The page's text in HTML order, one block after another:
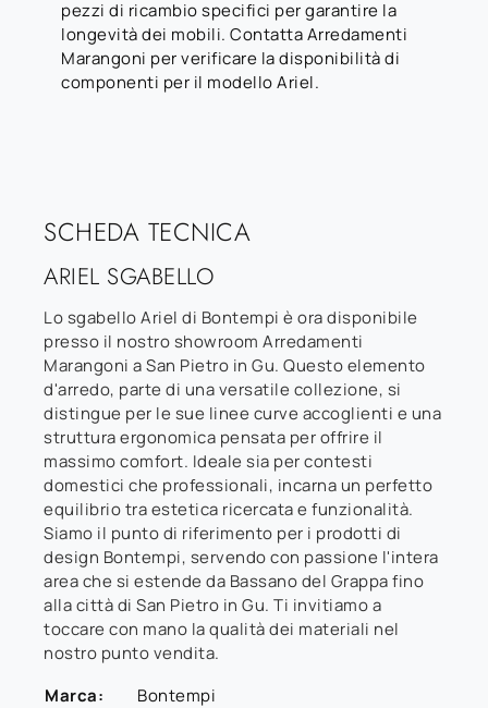
pezzi di ricambio specifici per garantire la
longevità dei mobili. Contatta Arredamenti
Marangoni per verificare la disponibilità di
componenti per il modello Ariel.
SCHEDA TECNICA
ARIEL SGABELLO
Lo sgabello Ariel di Bontempi è ora disponibile
presso il nostro showroom Arredamenti
Marangoni a San Pietro in Gu. Questo elemento
d'arredo, parte di una versatile collezione, si
distingue per le sue linee curve accoglienti e una
struttura ergonomica pensata per offrire il
massimo comfort. Ideale sia per contesti
domestici che professionali, incarna un perfetto
equilibrio tra estetica ricercata e funzionalità.
Siamo il punto di riferimento per i prodotti di
design Bontempi, servendo con passione l'intera
area che si estende da Bassano del Grappa fino
alla città di San Pietro in Gu. Ti invitiamo a
toccare con mano la qualità dei materiali nel
nostro punto vendita.
Marca:
Bontempi